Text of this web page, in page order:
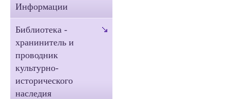
Информации
Библиотека -
хранинитель и
проводник
культурно-
исторического
наследия